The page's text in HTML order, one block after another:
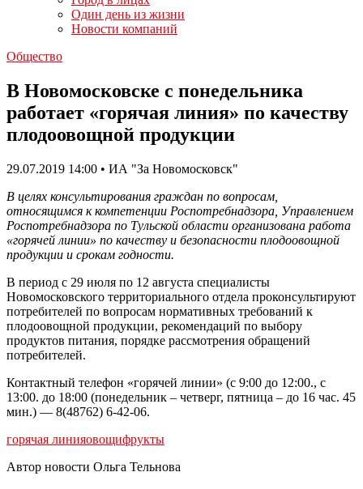
Один день из жизни
Новости компаний
Общество
В Новомосковске с понедельника
работает «горячая линия» по качеству
плодоовощной продукции
29.07.2019 14:00 • ИА "За Новомосковск"
В целях консультирования граждан по вопросам,
относящимся к компетенции Роспотребнадзора, Управлением
Роспотребнадзора по Тульской области организована работа
«горячей линии» по качеству и безопасности плодоовощной
продукции и срокам годности.
В период с 29 июля по 12 августа специалисты
Новомосковского территориального отдела проконсультируют
потребителей по вопросам нормативных требований к
плодоовощной продукции, рекомендаций по выбору
продуктов питания, порядке рассмотрения обращений
потребителей.
Контактный телефон «горячей линии» (с 9:00 до 12:00., с
13:00. до 18:00 (понедельник – четверг, пятница – до 16 час. 45
мин.) — 8(48762) 6-42-06.
горячая линияовощифрукты
Автор новости Ольга Тельнова